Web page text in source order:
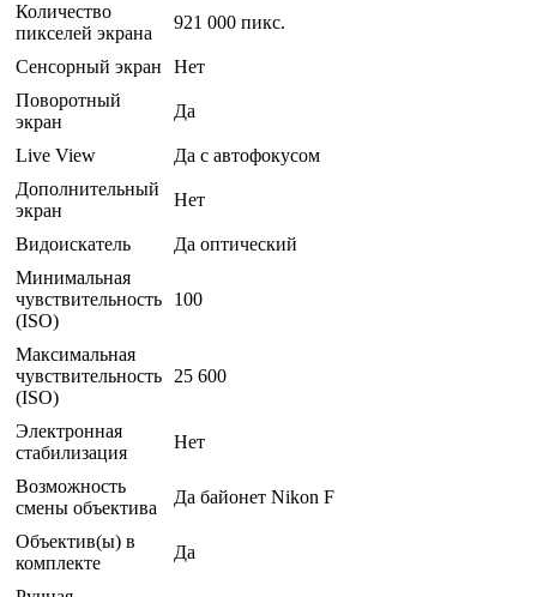
Количество
пикселей экрана
921 000 пикс.
Сенсорный экран
Нет
Поворотный
экран
Да
Live View
Да с автофокусом
Дополнительный
экран
Нет
Видоискатель
Да оптический
Минимальная
чувствительность
(ISO)
100
Максимальная
чувствительность
(ISO)
25 600
Электронная
стабилизация
Нет
Возможность
смены объектива
Да байонет Nikon F
Объектив(ы) в
комплекте
Да